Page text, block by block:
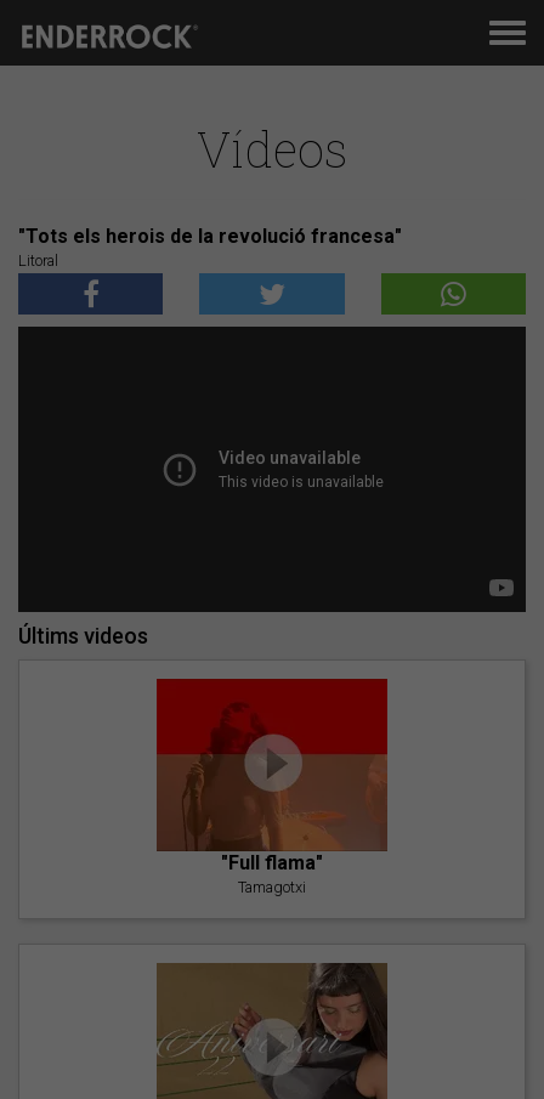
Vídeos
"Tots els herois de la revolució francesa"
Litoral
Últims videos
"Full flama"
Tamagotxi